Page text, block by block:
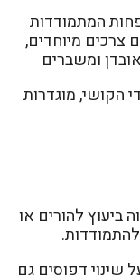
המתמודדות
צרכים מיוחדים,
ומשברים
הקושי, מוגדרות
ביעוץ להורים או
שינוי דפוסים גם